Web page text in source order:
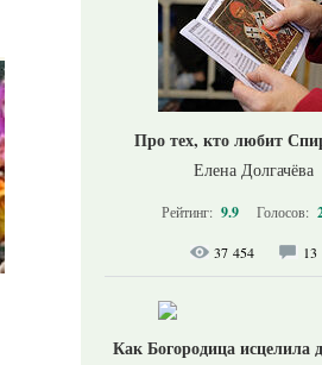
Про тех, кто любит
Елена Долгачёва
Рейтинг: 9.9 Голосов:
37 454 13
Как Богородица исцелила